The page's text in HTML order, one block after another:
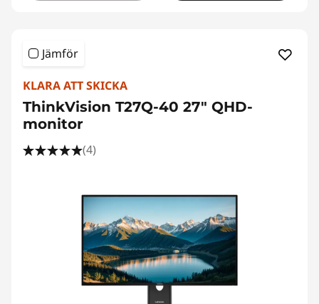
Jämför
KLARA ATT SKICKA
ThinkVision T27Q-40 27" QHD-
monitor
(4)